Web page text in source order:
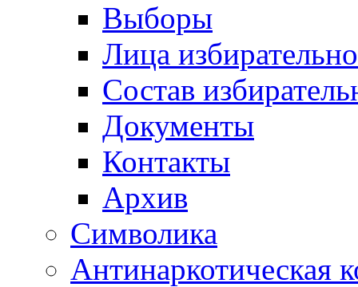
Выборы
Лица
Состав
Документы
Контакты
Архив
Символика
Антинаркотическая